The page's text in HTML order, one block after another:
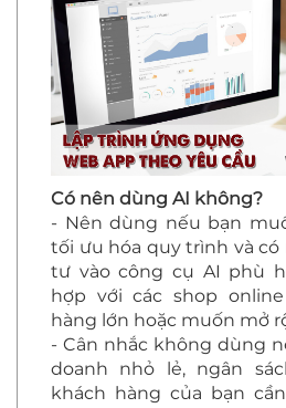
Có nên dùng AI không?
- Nên dùng nếu bạn
tối ưu hóa quy trình và có
tư vào công cụ AI phù
hợp với các shop
hàng lớn hoặc muốn mở
- Cân nhắc không dùng
doanh nhỏ lẻ, ngân
khách hàng của bạn